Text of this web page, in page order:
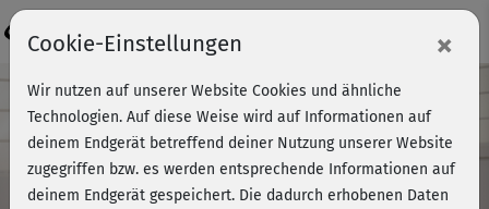
Cookie-Einstellungen ×
Wir nutzen auf unserer Website Cookies und ähnliche
Technologien. Auf diese Weise wird auf Informationen auf
deinem Endgerät betreffend deiner Nutzung unserer Website
zugegriffen bzw. es werden entsprechende Informationen auf
deinem Endgerät gespeichert. Die dadurch erhobenen Daten